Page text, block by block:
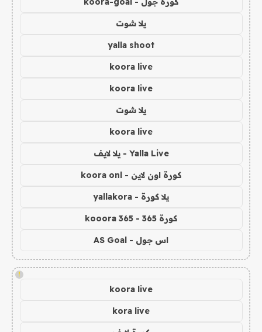
يلا شوت
yalla shoot
koora live
koora live
يلا شوت
koora live
Yalla Live - يلا لايف
كورة اون لاين - koora onl
يلا كورة - yallakora
كورة 365 - kooora 365
اس جول - AS Goal
!
koora live
kora live